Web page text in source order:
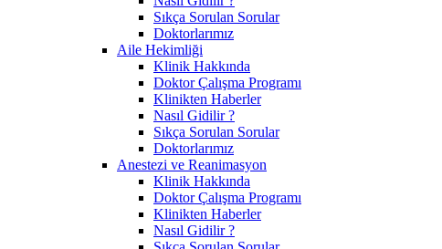
Sıkça Sorulan Sorular
Doktorlarımız
Aile Hekimliği
Klinik Hakkında
Doktor Çalışma Programı
Klinikten Haberler
Nasıl Gidilir ?
Sıkça Sorulan Sorular
Doktorlarımız
Anestezi ve Reanimasyon
Klinik Hakkında
Doktor Çalışma Programı
Klinikten Haberler
Nasıl Gidilir ?